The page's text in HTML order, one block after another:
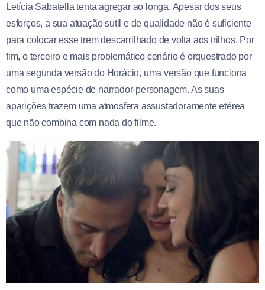
Letícia Sabatella tenta agregar ao longa. Apesar dos seus
esforços, a sua atuação sutil e de qualidade não é suficiente
para colocar esse trem descarrilhado de volta aos trilhos. Por
fim, o terceiro e mais problemático cenário é orquestrado por
uma segunda versão do Horácio, uma versão que funciona
como uma espécie de narrador-personagem. As suas
aparições trazem uma atmosfera assustadoramente etérea
que não combina com nada do filme.